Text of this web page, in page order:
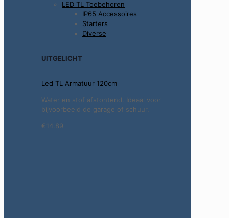
LED TL Toebehoren
IP65 Accessoires
Starters
Diverse
UITGELICHT
Led TL Armatuur 120cm
Water en stof afstontend. Ideaal voor
bijvoorbeeld de garage of schuur.
€14.89